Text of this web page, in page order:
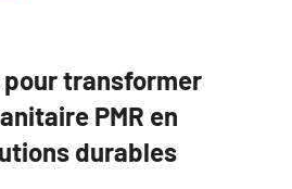
transformer
PMR en
durables